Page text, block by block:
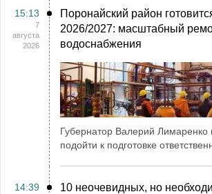
15:13
7
августа
2026
Поронайский район
2026/2027: масштабный
водоснабжения
Губернатор Валерий Лимаренко
подойти к подготовке
14:39
10 неочевидных, но